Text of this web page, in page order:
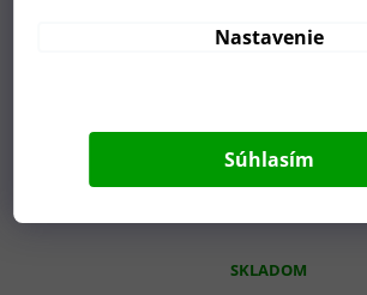
Nastavenie
Súhlasím
SKLADOM